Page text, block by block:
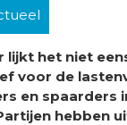
lijkt het niet
voor de
en spaarders
hebben